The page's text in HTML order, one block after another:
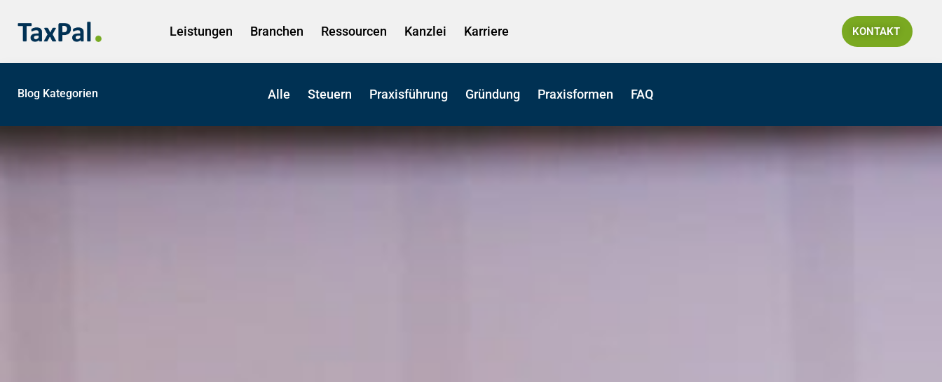
Leistungen Branchen Ressourcen Kanzlei Karriere KONTAKT
Blog Kategorien Alle Steuern Praxisführung Gründung Praxisformen FAQ